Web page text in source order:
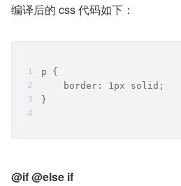
编译后的 css 代码如下：
p {
    border: 1px solid;
}
@if @else if